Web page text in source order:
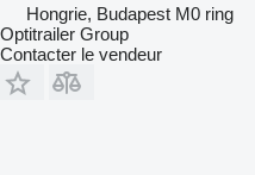
Hongrie, Budapest M0 ring
Optitrailer Group
Contacter le vendeur